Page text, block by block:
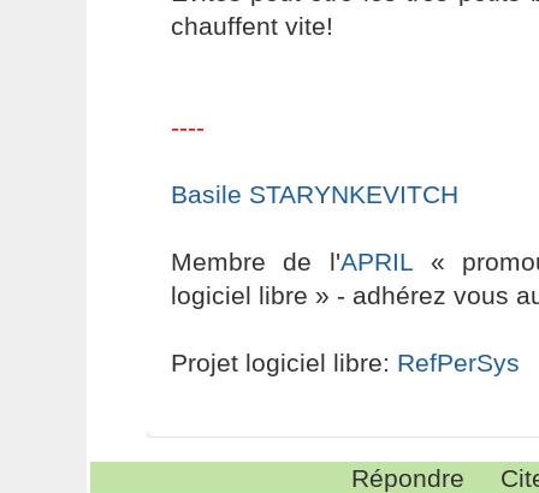
chauffent vite!
----
Basile STARYNKEVITCH
Membre de l'APRIL «
logiciel libre » - adhérez vous
Projet logiciel libre: RefPerSys
Répondre